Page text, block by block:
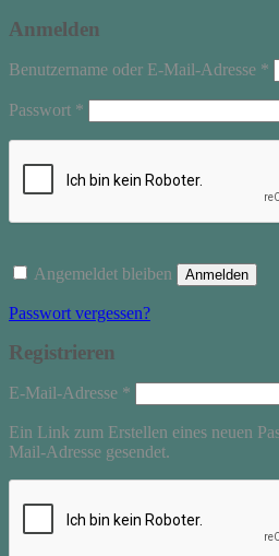
Anmelden
Benutzername oder E-Mail-Adresse *
Passwort *
Angemeldet bleiben Anmelden
Passwort vergessen?
Registrieren
E-Mail-Adresse *
Ein Link zum Erstellen eines neuen
Mail-Adresse gesendet.